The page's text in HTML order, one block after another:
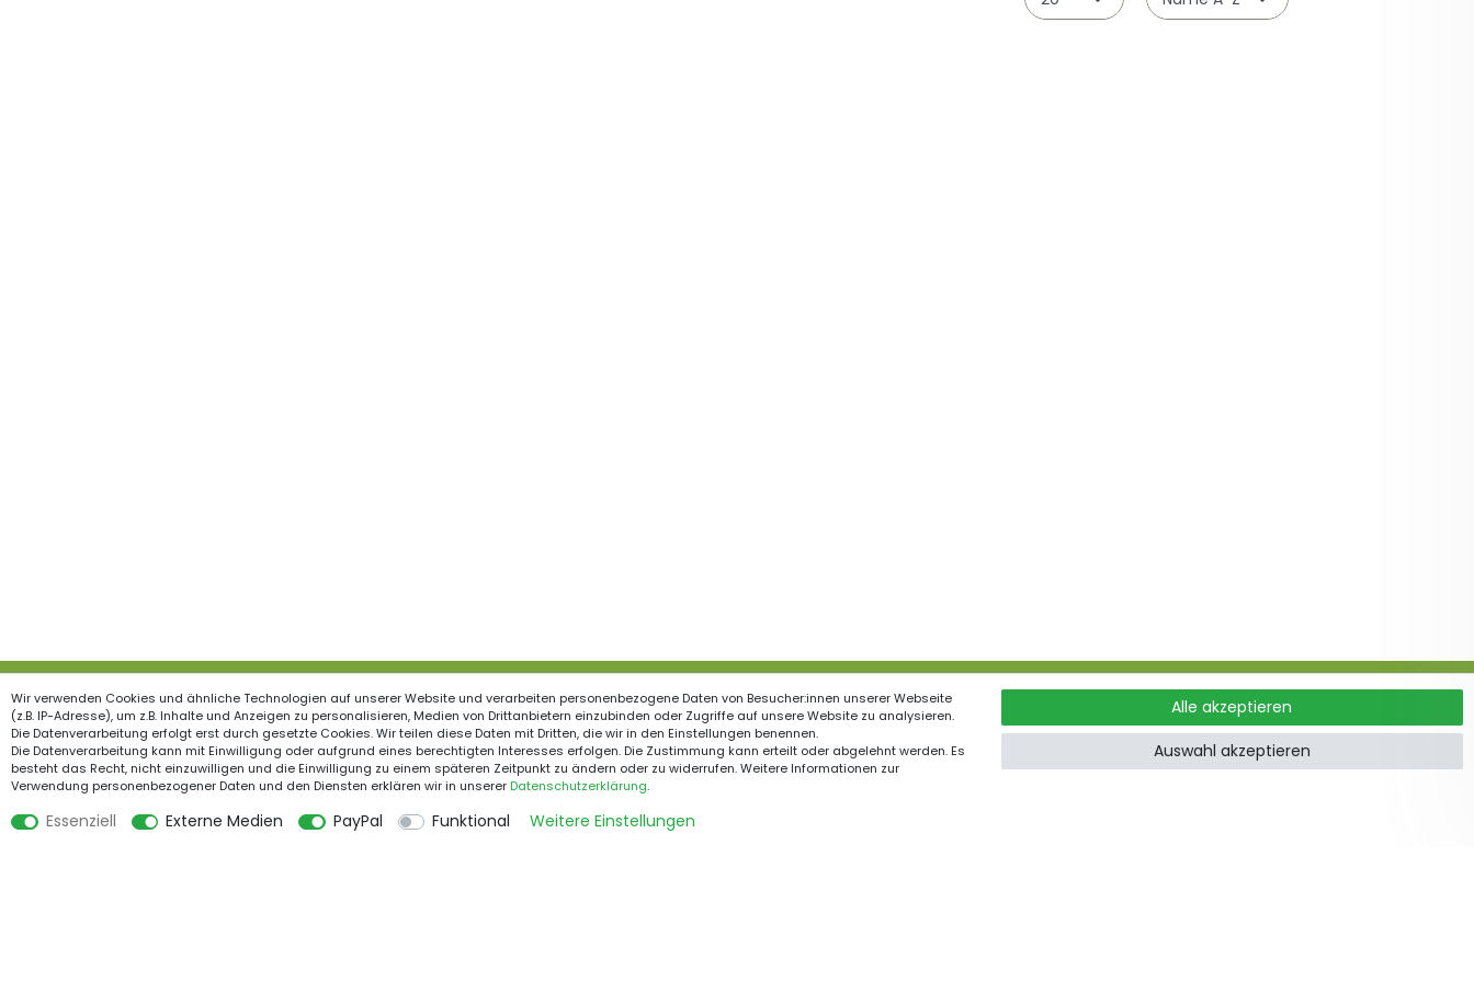
Wir verwenden Cookies und ähnliche Technologien auf unserer Website und verarbeiten personenbezogene Daten von Besucher:innen unserer Webseite
(z.B. IP-Adresse), um z.B. Inhalte und Anzeigen zu personalisieren, Medien von Drittanbietern einzubinden oder Zugriffe auf unsere Website zu analysieren.
Die Datenverarbeitung erfolgt erst durch gesetzte Cookies. Wir teilen diese Daten mit Dritten, die wir in den Einstellungen benennen.
Die Datenverarbeitung kann mit Einwilligung oder aufgrund eines berechtigten Interesses erfolgen. Die Zustimmung kann erteilt oder abgelehnt werden. Es
besteht das Recht, nicht einzuwilligen und die Einwilligung zu einem späteren Zeitpunkt zu ändern oder zu widerrufen. Weitere Informationen zur
Verwendung personenbezogener Daten und den Diensten erklären wir in unserer Daten­schutz­erklärung.
Essenziell Externe Medien PayPal Funktional Weitere Einstellungen
Alle akzeptieren
Auswahl akzeptieren
Produkte
Garten & Wohndekorationen
Holzzäune
Staketenzäune
Informationen
Widerrufsrecht
Impressum
AGB
Schnelle Kurierzustellung